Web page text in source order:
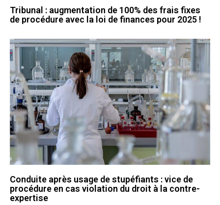
Tribunal : augmentation de 100% des frais fixes
de procédure avec la loi de finances pour 2025 !
Conduite après usage de stupéfiants : vice de
procédure en cas violation du droit à la contre-
expertise